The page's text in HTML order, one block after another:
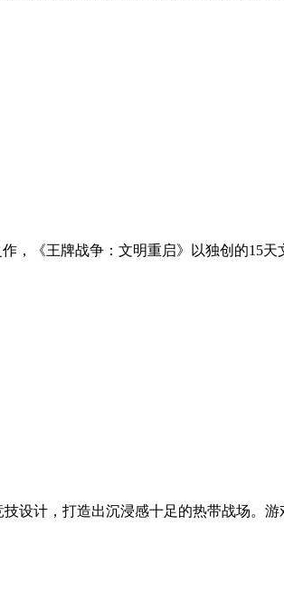
，《王牌战争：文明重启》以独创的15
设计，打造出沉浸感十足的热带战场。